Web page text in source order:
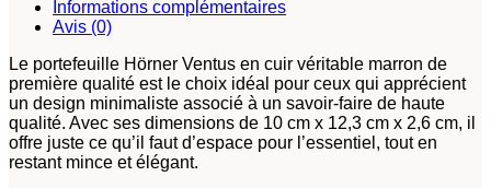
Informations complémentaires
Avis (0)
Le portefeuille Hörner Ventus en cuir véritable marron de
première qualité est le choix idéal pour ceux qui apprécient
un design minimaliste associé à un savoir-faire de haute
qualité. Avec ses dimensions de 10 cm x 12,3 cm x 2,6 cm, il
offre juste ce qu’il faut d’espace pour l’essentiel, tout en
restant mince et élégant.